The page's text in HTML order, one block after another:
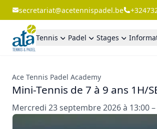
secretariat@acetennispadel.be
Tennis Padel Stages
Ace Tennis Padel Academy
Mini-Tennis de 7 à 9 ans 1H/
Mercredi 23 septembre 2026 à 13:00